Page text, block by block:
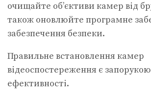
очищайте об’єктиви камер від
також оновлюйте програмне
забезпечення безпеки.
Правильне встановлення камер
відеоспостереження є запорукою
ефективності.